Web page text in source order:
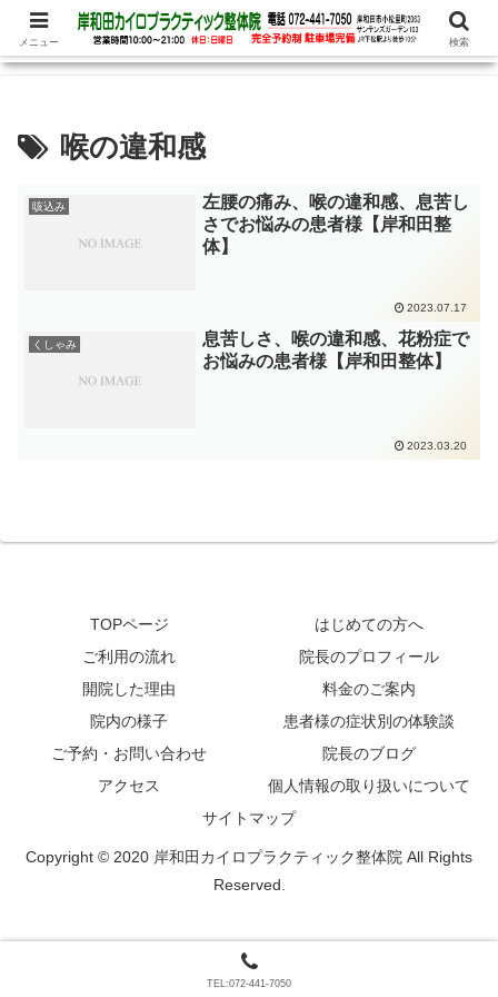
腰痛、めまい、頭痛の他、パニック障害、不安・恐怖症など心理的な症状もお
任せ下さい
喉の違和感
咳込み
左腰の痛み、喉の違和感、息苦し
さでお悩みの患者様【岸和田整
体】
2023.07.17
くしゃみ
息苦しさ、喉の違和感、花粉症で
お悩みの患者様【岸和田整体】
2023.03.20
TOPページ
はじめての方へ
ご利用の流れ
院長のプロフィール
開院した理由
料金のご案内
院内の様子
患者様の症状別の体験談
ご予約・お問い合わせ
院長のブログ
アクセス
個人情報の取り扱いについて
サイトマップ
Copyright © 2020 岸和田カイロプラクティック整体院 All Rights
Reserved.
メニュー 検索
TEL:072-441-7050